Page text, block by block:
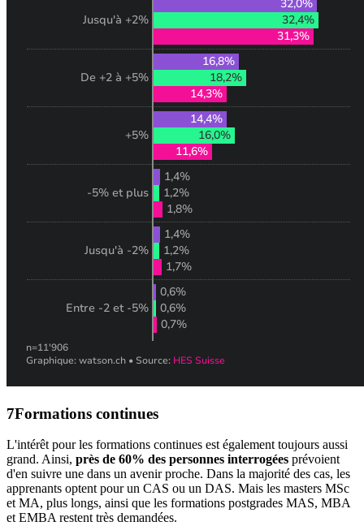
Formations continues
L'intérêt pour les formations continues est également toujours aussi
grand. Ainsi, près de 60% des personnes interrogées prévoient
d'en suivre une dans un avenir proche. Dans la majorité des cas, les
apprenants optent pour un CAS ou un DAS. Mais les masters MSc
et MA, plus longs, ainsi que les formations postgrades MAS, MBA
et EMBA restent très demandées.